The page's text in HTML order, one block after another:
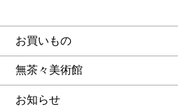
お買いもの
無茶々美術館
お知らせ